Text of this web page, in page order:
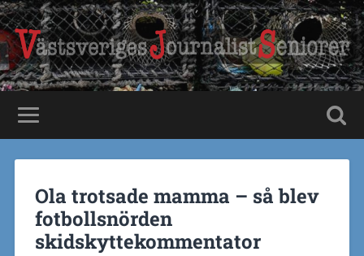
Ola trotsade mamma – så blev
fotbollsnörden
skidskyttekommentator